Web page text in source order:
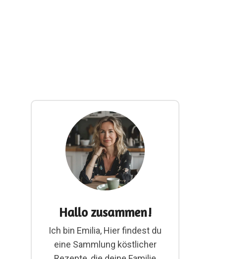
Hallo zusammen!
Ich bin Emilia, Hier findest du
eine Sammlung köstlicher